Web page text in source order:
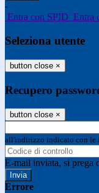
-
Entra con SPID Entra
Seleziona utente
button close ×
Recupero
button close ×
all'indirizzo indicato con le
E-mail inviata, si prega
Errore